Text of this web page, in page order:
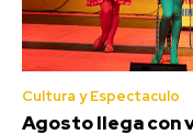
Cultura y Espectaculo
Agosto llega con